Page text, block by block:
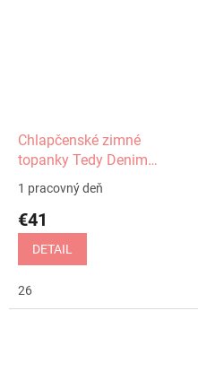
Chlapčenské zimné
topanky Tedy Denim
Protetika
1 pracovný deň
€41
DETAIL
26